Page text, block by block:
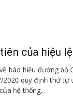
của hiệu
báo hiệu đường bộ
2020 quy định thứ tự
hệ thống...